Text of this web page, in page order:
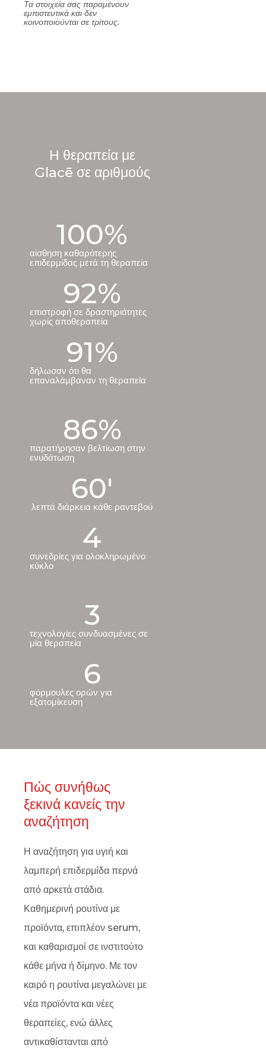
Τα στοιχεία σας παραμένουν
εμπιστευτικά και δεν
κοινοποιούνται σε τρίτους.
Η θεραπεία με
Glacē σε αριθμούς
αίσθηση καθαρότερης
επιδερμίδας μετά τη θεραπεία
100%
επιστροφή σε δραστηριότητες
χωρίς αποθεραπεία
92%
δήλωσαν ότι θα
επαναλάμβαναν τη θεραπεία
91%
παρατήρησαν βελτίωση στην
ενυδάτωση
86%
λεπτά διάρκεια κάθε ραντεβού
60'
συνεδρίες για ολοκληρωμένο
κύκλο
4
τεχνολογίες συνδυασμένες σε
μία θεραπεία
3
φόρμουλες ορών για
εξατομίκευση
6
Πώς συνήθως
ξεκινά κανείς την
αναζήτηση
Η αναζήτηση για υγιή και
λαμπερή επιδερμίδα περνά
από αρκετά στάδια.
Καθημερινή ρουτίνα με
προϊόντα, επιπλέον serum,
και καθαρισμοί σε ινστιτούτο
κάθε μήνα ή δίμηνο. Με τον
καιρό η ρουτίνα μεγαλώνει με
νέα προϊόντα και νέες
θεραπείες, ενώ άλλες
αντικαθίστανται από